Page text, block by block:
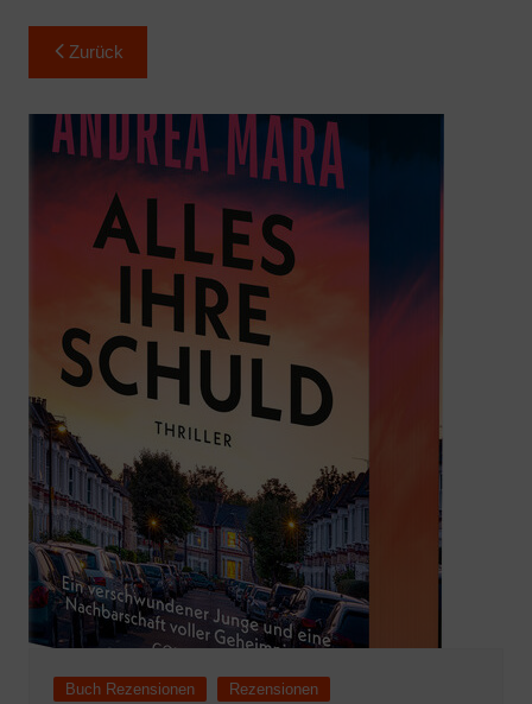
Beitragsnavigation
Zurück
Buch Rezensionen Rezensionen